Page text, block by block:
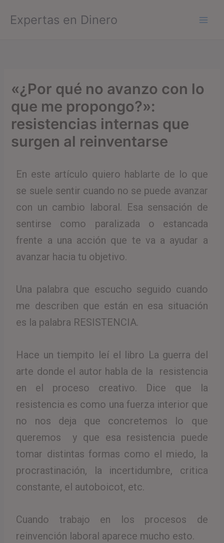
contenido
Expertas en Dinero
«¿Por qué no avanzo con lo
que me propongo?»:
resistencias internas que
surgen al reinventarse
En este artículo quiero hablarte de lo que
se suele sentir cuando no se puede avanzar
con un cambio laboral. Esa sensación de
sentirse como paralizada o estancada
frente a una acción que te va a ayudar a
avanzar hacia tu objetivo.
Una palabra que escucho seguido cuando
me describen que están en esa situación
es la palabra RESISTENCIA.
Hace un tiempito leí el libro La guerra del
arte donde el autor habla de la resistencia
en el proceso creativo. Dice que la
resistencia es como una fuerza interior que
no nos deja que concretemos lo que
queremos y que esa resistencia puede
tomar distintas formas como el miedo, la
procrastinación, la incertidumbre, critica
constante, el autoboicot, etc.
Cuando trabajo en los procesos de
reinvención laboral aparece mucho esto.